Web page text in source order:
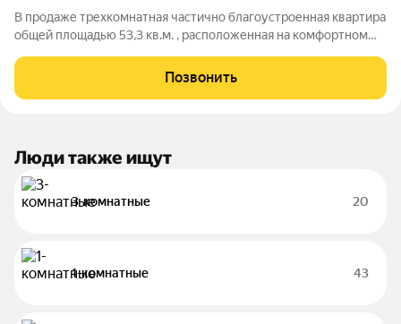
В продаже трехкомнатная частично благоустроенная квартира
общей площадью 53,3 кв.м. , расположенная на комфортном
Квартира требует косметического ремонта. Отопление
центральное. В шаговой
Позвонить
Люди также ищут
3-комнатные 20
1-комнатные 43